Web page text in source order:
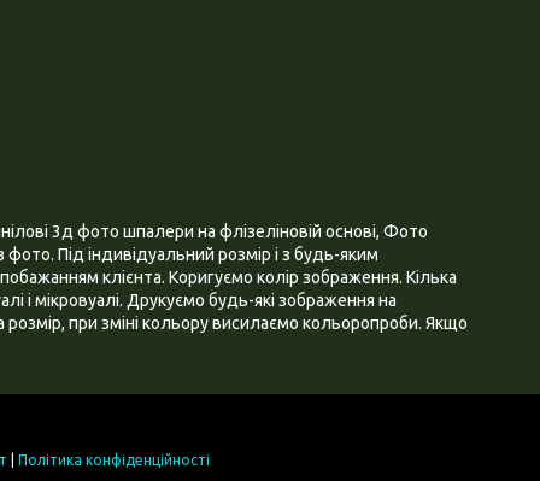
3д фото шпалери на флізеліновій основі, Фото
Під індивідуальний розмір і з будь-яким
клієнта. Коригуємо колір зображення. Кілька
і мікровуалі. Друкуємо будь-які зображення на
при зміні кольору висилаємо кольоропроби. Якщо
Політика конфіденційності